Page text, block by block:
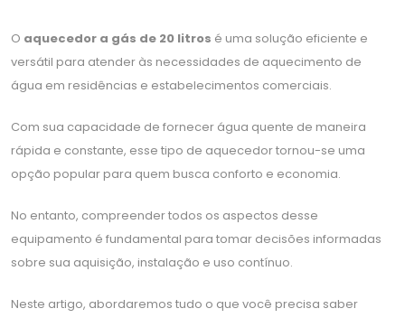
O aquecedor a gás de 20 litros é uma solução eficiente e
versátil para atender às necessidades de aquecimento de
água em residências e estabelecimentos comerciais.
Com sua capacidade de fornecer água quente de maneira
rápida e constante, esse tipo de aquecedor tornou-se uma
opção popular para quem busca conforto e economia.
No entanto, compreender todos os aspectos desse
equipamento é fundamental para tomar decisões informadas
sobre sua aquisição, instalação e uso contínuo.
Neste artigo, abordaremos tudo o que você precisa saber